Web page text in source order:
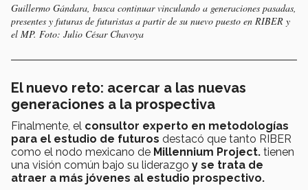
Guillermo Gándara, busca continuar vinculando a generaciones pasadas,
presentes y futuras de futuristas a partir de su nuevo puesto en RIBER y
el MP. Foto: Julio César Chavoya
El nuevo reto: acercar a las nuevas
generaciones a la prospectiva
Finalmente, el consultor experto en metodologías
para el estudio de futuros destacó que tanto RIBER
como el nodo mexicano de Millennium Project. tienen
una visión común bajo su liderazgo y se trata de
atraer a más jóvenes al estudio prospectivo.